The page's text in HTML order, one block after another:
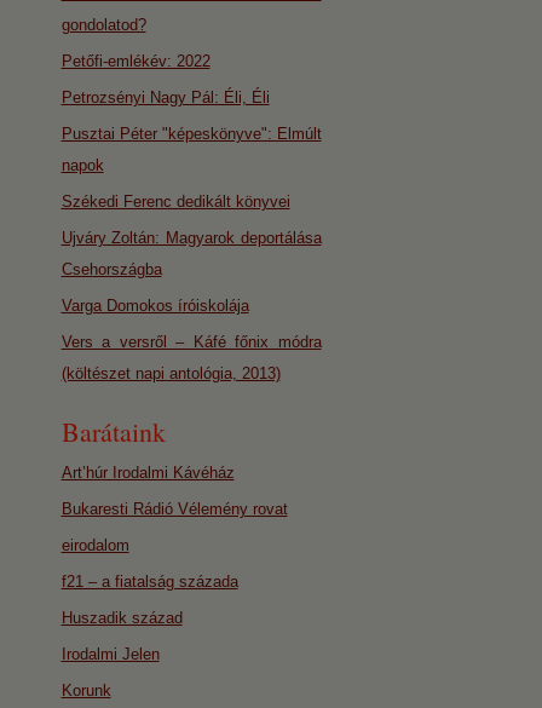
gondolatod?
Petőfi-emlékév: 2022
Petrozsényi Nagy Pál: Éli, Éli
Pusztai Péter "képeskönyve": Elmúlt
napok
Székedi Ferenc dedikált könyvei
Ujváry Zoltán: Magyarok deportálása
Csehországba
Varga Domokos íróiskolája
Vers a versről – Káfé főnix módra
(költészet napi antológia, 2013)
Barátaink
Art’húr Irodalmi Kávéház
Bukaresti Rádió Vélemény rovat
eirodalom
f21 – a fiatalság százada
Huszadik század
Irodalmi Jelen
Korunk